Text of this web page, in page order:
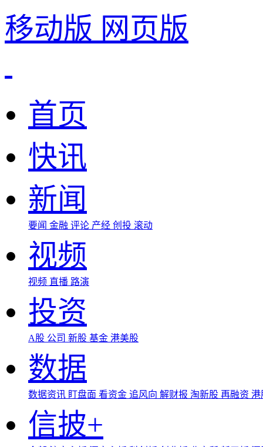
移动版 网页版
首页
快讯
新闻
要闻 金融 评论 产经 创投 滚动
视频
视频 直播 路演
投资
A股 公司 新股 基金 港美股
数据
数据资讯 盯盘面 看资金 追风向 解财报 淘新股 再融资
信披+